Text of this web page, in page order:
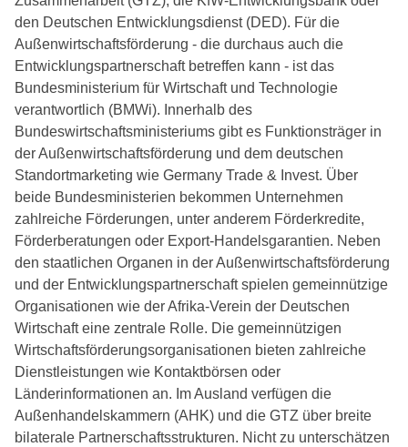
den Deutschen Entwicklungsdienst (DED). Für die
Außenwirtschaftsförderung - die durchaus auch die
Entwicklungspartnerschaft betreffen kann - ist das
Bundesministerium für Wirtschaft und Technologie
verantwortlich (BMWi). Innerhalb des
Bundeswirtschaftsministeriums gibt es Funktionsträger in
der Außenwirtschaftsförderung und dem deutschen
Standortmarketing wie Germany Trade & Invest. Über
beide Bundesministerien bekommen Unternehmen
zahlreiche Förderungen, unter anderem Förderkredite,
Förderberatungen oder Export-Handelsgarantien. Neben
den staatlichen Organen in der Außenwirtschaftsförderung
und der Entwicklungspartnerschaft spielen gemeinnützige
Organisationen wie der Afrika-Verein der Deutschen
Wirtschaft eine zentrale Rolle. Die gemeinnützigen
Wirtschaftsförderungsorganisationen bieten zahlreiche
Dienstleistungen wie Kontaktbörsen oder
Länderinformationen an. Im Ausland verfügen die
Außenhandelskammern (AHK) und die GTZ über breite
bilaterale Partnerschaftsstrukturen. Nicht zu unterschätzen